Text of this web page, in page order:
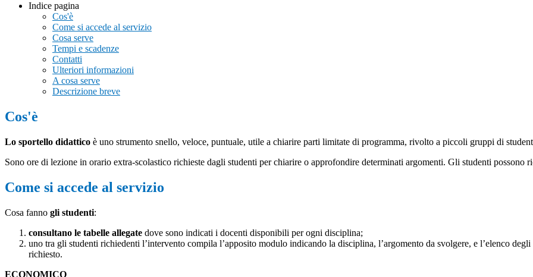
Indice pagina
Cos'è
Come si accede al servizio
Cosa serve
Tempi e scadenze
Contatti
Ulteriori informazioni
A cosa serve
Descrizione breve
Cos'è
Lo sportello didattico è uno strumento snello, veloce, puntuale, utile a chiarire parti limitate di programma, rivolto a piccoli gruppi di
Sono ore di lezione in orario extra-scolastico richieste dagli studenti per chiarire o approfondire determinati argomenti. Gli studenti possono
Come si accede al servizio
Cosa fanno gli studenti:
consultano le tabelle allegate dove sono indicati i docenti disponibili per ogni disciplina;
uno tra gli studenti richiedenti l’intervento compila l’apposito modulo indicando la disciplina, l’argomento da svolgere, e l’elenco
richiesto.
ECONOMICO